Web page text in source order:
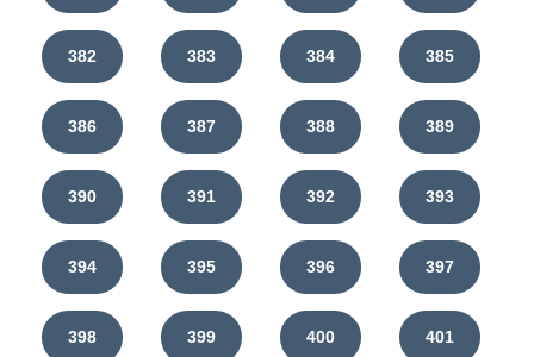
382 383 384 385
386 387 388 389
390 391 392 393
394 395 396 397
398 399 400 401